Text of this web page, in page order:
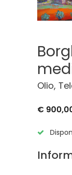
Olio,
€